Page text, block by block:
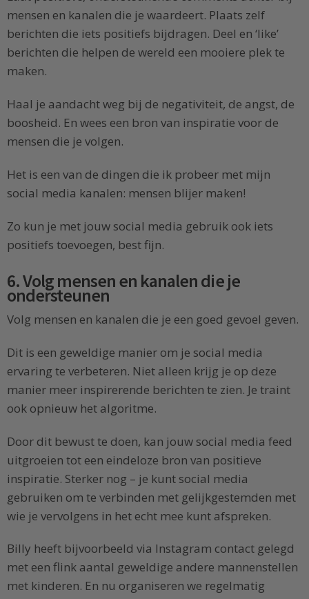
mensen en kanalen die je waardeert. Plaats zelf
berichten die iets positiefs bijdragen. Deel en ‘like’
berichten die helpen de wereld een mooiere plek te
maken.
Haal je aandacht weg bij de negativiteit, de angst, de
boosheid. En wees een bron van inspiratie voor de
mensen die je volgen.
Het is een van de dingen die ik probeer met mijn
social media kanalen: mensen blijer maken!
Zo kun je met jouw social media gebruik ook iets
positiefs toevoegen, best fijn.
6. Volg mensen en kanalen die je
ondersteunen
Volg mensen en kanalen die je een goed gevoel geven.
Dit is een geweldige manier om je social media
ervaring te verbeteren. Niet alleen krijg je op deze
manier meer inspirerende berichten te zien. Je traint
ook opnieuw het algoritme.
Door dit bewust te doen, kan jouw social media feed
uitgroeien tot een eindeloze bron van positieve
inspiratie. Sterker nog – je kunt social media
gebruiken om te verbinden met gelijkgestemden met
wie je vervolgens in het echt mee kunt afspreken.
Billy heeft bijvoorbeeld via Instagram contact gelegd
met een flink aantal geweldige andere mannenstellen
met kinderen. En nu organiseren we regelmatig